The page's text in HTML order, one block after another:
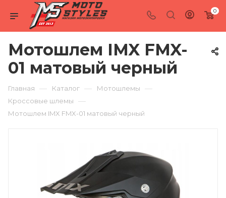
0
Мотошлем IMX FMX-
01 матовый черный
Главная — Каталог — Мотошлемы —
Кроссовые шлемы —
Мотошлем IMX FMX-01 матовый черный